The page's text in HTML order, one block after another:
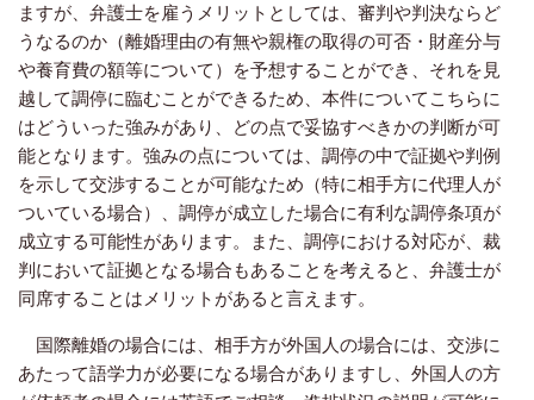
ますが、弁護士を雇うメリットとしては、審判や判決ならど
うなるのか（離婚理由の有無や親権の取得の可否・財産分与
や養育費の額等について）を予想することができ、それを見
越して調停に臨むことができるため、本件についてこちらに
はどういった強みがあり、どの点で妥協すべきかの判断が可
能となります。強みの点については、調停の中で証拠や判例
を示して交渉することが可能なため（特に相手方に代理人が
ついている場合）、調停が成立した場合に有利な調停条項が
成立する可能性があります。また、調停における対応が、裁
判において証拠となる場合もあることを考えると、弁護士が
同席することはメリットがあると言えます。
国際離婚の場合には、相手方が外国人の場合には、交渉に
あたって語学力が必要になる場合がありますし、外国人の方